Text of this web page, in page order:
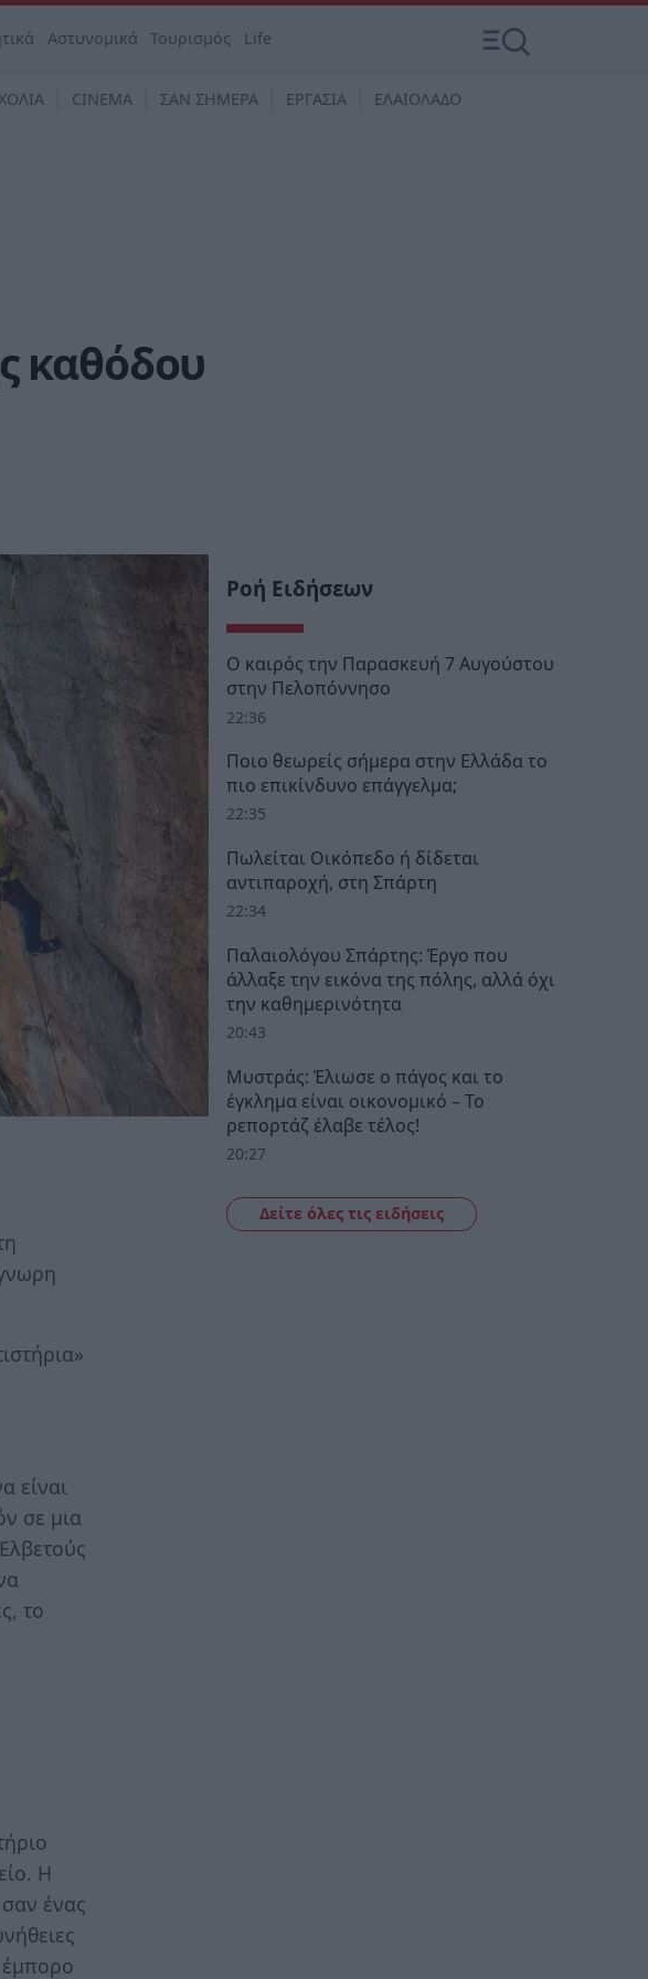
Αστυνομικά Τουρισμός Life
CINEMA ΣΑΝ ΣΗΜΕΡΑ ΕΡΓΑΣΙΑ ΕΛΑΙΟΛΑΔΟ
καθόδου
είναι
σε μια
το
Η
ένας
έμπορο
Ροή Ειδήσεων
Ο καιρός την Παρασκευή 7 Αυγούστου
στην Πελοπόννησο
22:36
Ποιο θεωρείς σήμερα στην Ελλάδα το
πιο επικίνδυνο επάγγελμα;
22:35
Πωλείται Οικόπεδο ή δίδεται
αντιπαροχή, στη Σπάρτη
22:34
Παλαιολόγου Σπάρτης: Έργο που
άλλαξε την εικόνα της πόλης, αλλά όχι
την καθημερινότητα
20:43
Μυστράς: Έλιωσε ο πάγος και το
έγκλημα είναι οικονομικό – Το
ρεπορτάζ έλαβε τέλος!
20:27
Δείτε όλες τις ειδήσεις